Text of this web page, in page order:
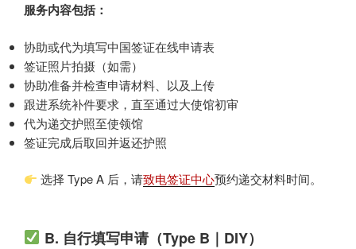
服务内容包括：
协助或代为填写中国签证在线申请表
签证照片拍摄（如需）
协助准备并检查申请材料、以及上传
跟进系统补件要求，直至通过大使馆初审
代为递交护照至使领馆
签证完成后取回并返还护照
选择 Type A 后，请致电签证中心预约递交材料时间。
B. 自行填写申请（Type B｜DIY）